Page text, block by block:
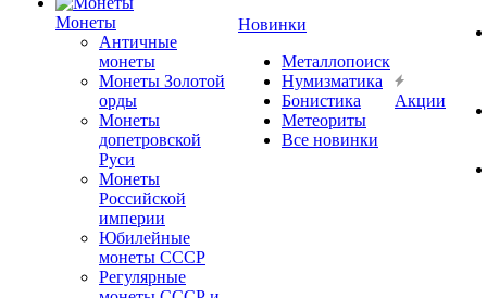
Монеты
Античные
монеты
Монеты Золотой
орды
Монеты
допетровской
Руси
Монеты
Российской
империи
Юбилейные
монеты СССР
Регулярные
Новинки
Металлопоиск
Нумизматика
Бонистика
Метеориты
Все новинки
Акции